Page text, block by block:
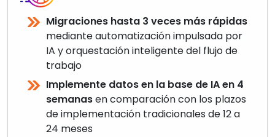
Migraciones hasta 3 veces más rápidas
mediante automatización impulsada por
IA y orquestación inteligente del flujo de
trabajo
Implemente datos en la base de IA en 4
semanasen comparación con los plazos
de implementación tradicionales de 12 a
24 meses